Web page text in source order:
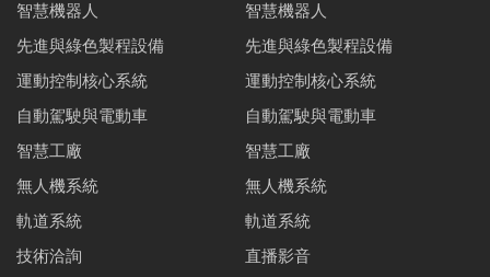
智慧機器人
先進與綠色製程設備
運動控制核心系統
自動駕駛與電動車
智慧工廠
無人機系統
軌道系統
技術洽詢
智慧機器人
先進與綠色製程設備
運動控制核心系統
自動駕駛與電動車
智慧工廠
無人機系統
軌道系統
直播影音